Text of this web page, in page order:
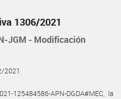
1306/2021
JGM - Modificación
2021
125484586-APN-DGDA#MEC, la